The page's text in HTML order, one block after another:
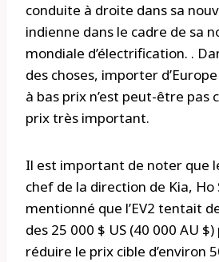
conduite à droite dans sa
indienne dans le cadre de sa
mondiale d’électrification. .
des choses, importer
à bas prix n’est peut-être pas
prix très important.
Il est important de noter que
chef de la direction de Kia, Ho
mentionné que l’EV2 tentait
des 25 000 $ US (40 000 AU $)
réduire le prix cible d’environ